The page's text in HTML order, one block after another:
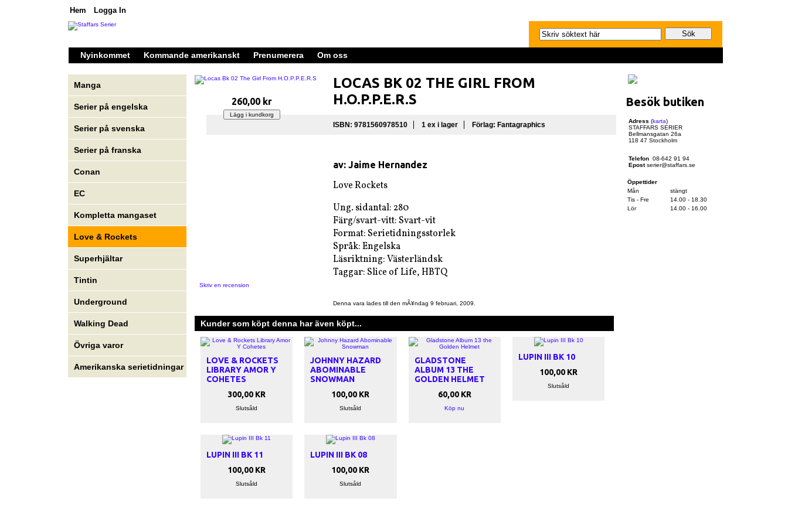
Hem Logga In
Nyinkommet Kommande amerikanskt Prenumerera Om oss
Manga
Serier på engelska
Serier på svenska
Serier på franska
Conan
EC
Kompletta mangaset
Love & Rockets
Superhjältar
Tintin
Underground
Walking Dead
Övriga varor
Amerikanska serietidningar
260,00 kr
LOCAS BK 02 THE GIRL FROM
H.O.P.P.E.R.S
ISBN: 9781560978510 1 ex i lager Förlag: Fantagraphics
av: Jaime Hernandez
Love Rockets
Ung. sidantal: 280
Färg/svart-vitt: Svart-vit
Format: Serietidningsstorlek
Språk: Engelska
Läsriktning: Västerländsk
Taggar: Slice of Life, HBTQ
Skriv en recension
Denna vara lades till den mÃ¥ndag 9 februari, 2009.
Kunder som köpt denna har även köpt...
LOVE & ROCKETS
LIBRARY AMOR Y
COHETES
300,00 KR
Slutsåld
JOHNNY HAZARD
ABOMINABLE
SNOWMAN
100,00 KR
Slutsåld
GLADSTONE
ALBUM 13 THE
GOLDEN HELMET
60,00 KR
Köp nu
LUPIN III BK 10
100,00 KR
Slutsåld
LUPIN III BK 11
100,00 KR
Slutsåld
LUPIN III BK 08
100,00 KR
Slutsåld
Besök butiken
Adress (karta)
STAFFARS SERIER
Bellmansgatan 26a
118 47 Stockholm
Telefon 08-642 91 94
Epostserier@staffars.se
Öppettider
Mån
stängt
Tis - Fre
14.00 - 18.30
Lör
14.00 - 16.00